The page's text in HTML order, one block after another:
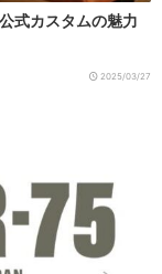
式カスタムの魅力
2025/03/27